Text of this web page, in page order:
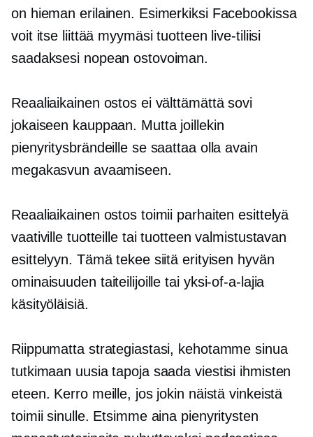
on hieman erilainen. Esimerkiksi Facebookissa
voit itse liittää myymäsi tuotteen live-tiliisi
saadaksesi nopean ostovoiman.
Reaaliaikainen ostos ei välttämättä sovi
jokaiseen kauppaan. Mutta joillekin
pienyritysbrändeille se saattaa olla avain
megakasvun avaamiseen.
Reaaliaikainen ostos toimii parhaiten esittelyä
vaativille tuotteille tai tuotteen valmistustavan
esittelyyn. Tämä tekee siitä erityisen hyvän
ominaisuuden taiteilijoille tai yksi-of-a-lajia
käsityöläisiä.
Riippumatta strategiastasi, kehotamme sinua
tutkimaan uusia tapoja saada viestisi ihmisten
eteen. Kerro meille, jos jokin näistä vinkeistä
toimii sinulle. Etsimme aina pienyritysten